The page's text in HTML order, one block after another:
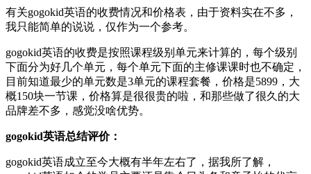
有关gogokid英语的收费情况和价格表，由于资料实在不多，
我只能简单的说说，仅作为一个参考。
gogokid英语的收费是按照课程级别单元来计算的，每个级别
下面分为好几个单元，每个单元下面的主修课课时也不确定，
目前知道最少的单元数是3单元的课程套餐，价格是5899，大
概150块一节课，价格算是很很贵的啦，和那些做了很久的大
品牌差不多，感觉没啥优势。
gogokid英语总结评价：
gogokid英语成立至今大概有半年左右了，据我所了解，